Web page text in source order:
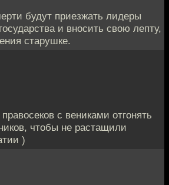
будут приезжать лидеры
и вносить свою лепту,
старушке.
с вениками отгонять
чтобы не растащили
)